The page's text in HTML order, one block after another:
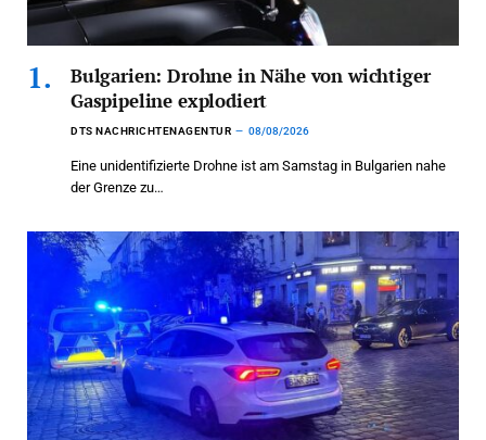
Bulgarien: Drohne in Nähe von wichtiger
Gaspipeline explodiert
DTS NACHRICHTENAGENTUR 08/08/2026
Eine unidentifizierte Drohne ist am Samstag in Bulgarien nahe
der Grenze zu…